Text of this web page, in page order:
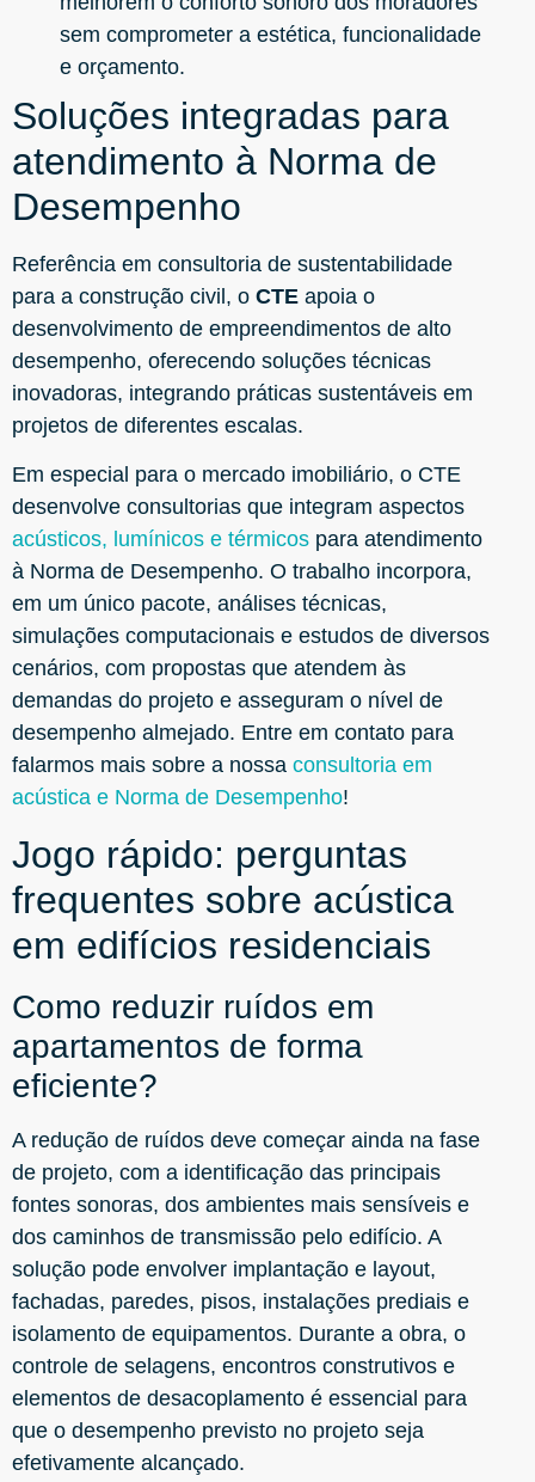
sem comprometer a estética, funcionalidade
e orçamento.
Soluções integradas para
atendimento à Norma de
Desempenho
Referência em consultoria de sustentabilidade
para a construção civil, o CTE apoia o
desenvolvimento de empreendimentos de alto
desempenho, oferecendo soluções técnicas
inovadoras, integrando práticas sustentáveis em
projetos de diferentes escalas.
Em especial para o mercado imobiliário, o CTE
desenvolve consultorias que integram aspectos
acústicos, lumínicos e térmicos para atendimento
à Norma de Desempenho. O trabalho incorpora,
em um único pacote, análises técnicas,
simulações computacionais e estudos de diversos
cenários, com propostas que atendem às
demandas do projeto e asseguram o nível de
desempenho almejado. Entre em contato para
falarmos mais sobre a nossa consultoria em
acústica e Norma de Desempenho!
Jogo rápido: perguntas
frequentes sobre acústica
em edifícios residenciais
Como reduzir ruídos em
apartamentos de forma
eficiente?
A redução de ruídos deve começar ainda na fase
de projeto, com a identificação das principais
fontes sonoras, dos ambientes mais sensíveis e
dos caminhos de transmissão pelo edifício. A
solução pode envolver implantação e layout,
fachadas, paredes, pisos, instalações prediais e
isolamento de equipamentos. Durante a obra, o
controle de selagens, encontros construtivos e
elementos de desacoplamento é essencial para
que o desempenho previsto no projeto seja
efetivamente alcançado.